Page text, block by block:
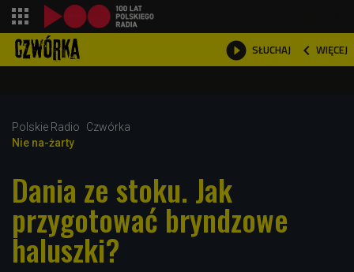
 SŁUCHAJ  WIĘCEJ

Polskie Radio
Czwórka
Nie na-żarty
Dania ze stoku. Jak
przygotować bryndzowe
haluszki?